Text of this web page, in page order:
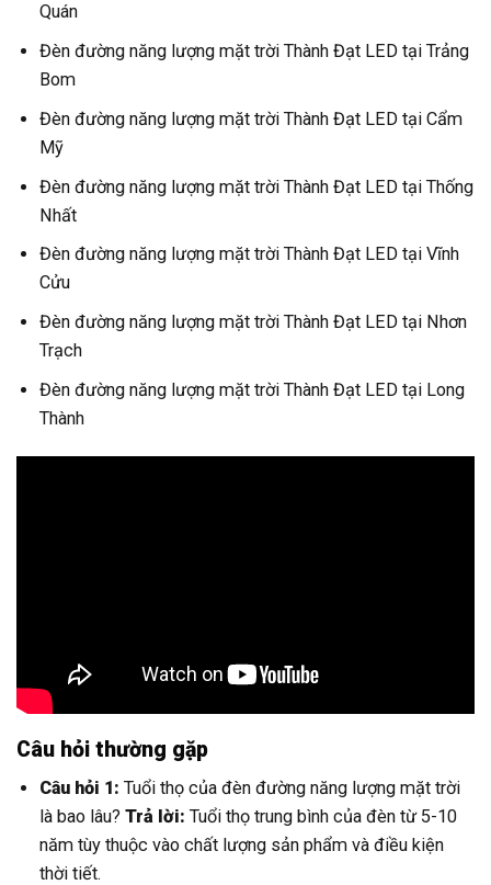
Quán
Đèn đường năng lượng mặt trời Thành Đạt LED tại Trảng
Bom
Đèn đường năng lượng mặt trời Thành Đạt LED tại Cẩm
Mỹ
Đèn đường năng lượng mặt trời Thành Đạt LED tại Thống
Nhất
Đèn đường năng lượng mặt trời Thành Đạt LED tại Vĩnh
Cửu
Đèn đường năng lượng mặt trời Thành Đạt LED tại Nhơn
Trạch
Đèn đường năng lượng mặt trời Thành Đạt LED tại Long
Thành
Câu hỏi thường gặp
Câu hỏi 1: Tuổi thọ của đèn đường năng lượng mặt trời
là bao lâu?Trả lời: Tuổi thọ trung bình của đèn từ 5-10
năm tùy thuộc vào chất lượng sản phẩm và điều kiện
thời tiết.